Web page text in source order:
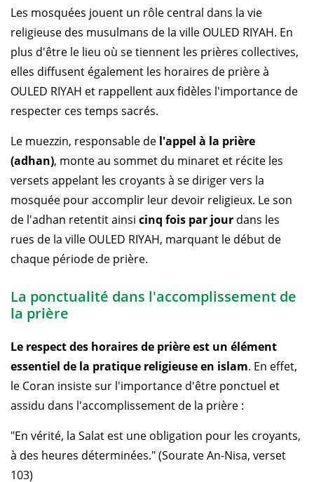
Les mosquées jouent un rôle central dans la vie
religieuse des musulmans de la ville OULED RIYAH. En
plus d'être le lieu où se tiennent les prières collectives,
elles diffusent également les horaires de prière à
OULED RIYAH et rappellent aux fidèles l'importance de
respecter ces temps sacrés.
Le muezzin, responsable de l'appel à la prière
(adhan), monte au sommet du minaret et récite les
versets appelant les croyants à se diriger vers la
mosquée pour accomplir leur devoir religieux. Le son
de l'adhan retentit ainsi cinq fois par jour dans les
rues de la ville OULED RIYAH, marquant le début de
chaque période de prière.
La ponctualité dans l'accomplissement de
la prière
Le respect des horaires de prière est un élément
essentiel de la pratique religieuse en islam. En effet,
le Coran insiste sur l'importance d'être ponctuel et
assidu dans l'accomplissement de la prière :
"En vérité, la Salat est une obligation pour les croyants,
à des heures déterminées." (Sourate An-Nisa, verset
103)